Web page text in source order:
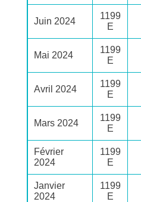
Juin 2024
1199
E
Mai 2024
1199
E
Avril 2024
1199
E
Mars 2024
1199
E
Février
2024
1199
E
Janvier
2024
1199
E